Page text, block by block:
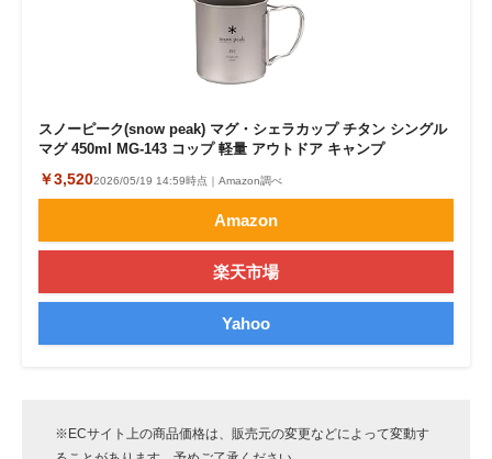
スノーピーク(snow peak) マグ・シェラカップ チタン シングル
マグ 450ml MG-143 コップ 軽量 アウトドア キャンプ
￥3,5202026/05/19 14:59時点｜Amazon調べ
Amazon
楽天市場
Yahoo
※ECサイト上の商品価格は、販売元の変更などによって変動す